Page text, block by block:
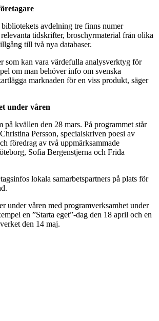
bibliotekets avdelning tre finns numer
tidskrifter, broschyrmaterial från olika
till två nya databaser.
som kan vara värdefulla analysverktyg för
om man behöver info om svenska
marknaden för en viss produkt, säger
under våren
på kvällen den 28 mars. På programmet står
Persson, specialskriven poesi av
föredrag av två uppmärksammade
Sofia Bergenstjerna och Frida
lokala samarbetspartners på plats för
under våren med programverksamhet under
en ”Starta eget”-dag den 18 april och en
den 14 maj.